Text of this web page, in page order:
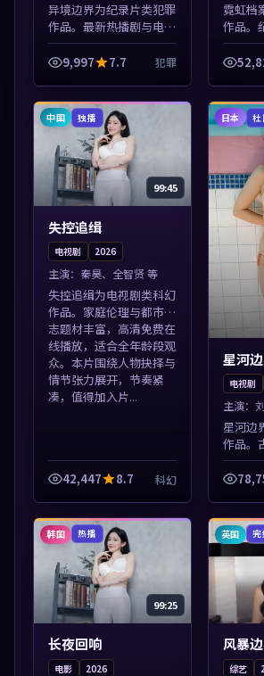
异境边界为纪录片类犯罪
作品。最新热播剧与电影
片单推荐，高清画质流畅
播放，每日更新不错过精
紧凑，值得加...
9,997 7.7 犯罪
霓虹档
作品。
同步更
式导览
凑，值
中国 独播
99:45
失控追缉
电视剧 2026
主演： 秦昊、全智贤 等
失控追缉为电视剧类科幻
作品。家庭伦理与都市励
志题材丰富，高清免费在
线播放，适合全年龄段观
众。本片围绕人物抉择与
情节张力展开，节奏紧
凑，值得加入片...
42,447 8.7 科幻
日本 杜
星河
电视剧
主演：
星河边
作品。
战兼备
精彩片
凑，值
韩国 热播
99:25
长夜回响
电影 2026
英国 完
风暴
综艺